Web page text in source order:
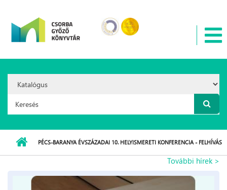
Option:
Keresés űrlap
PÉCS-BARANYA ÉVSZÁZADAI 10. HELYISMERETI KONFERENCIA - FELHÍVÁS
További hírek >